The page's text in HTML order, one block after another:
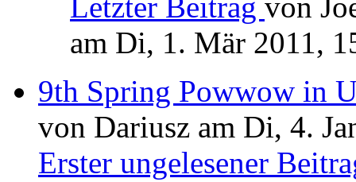
Letzter Beitrag von
am Di, 1. Mär 2011,
9th Spring Powwow in
von Dariusz am Di, 4.
Erster ungelesener